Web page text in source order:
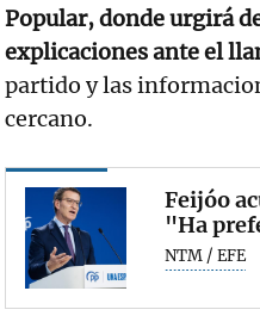
Popular, donde urgirá
explicaciones ante el
partido y las
cercano.
Feijóo
"Ha
NTM / EFE